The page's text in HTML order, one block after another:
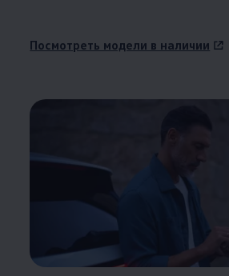
Посмотреть модели в наличии